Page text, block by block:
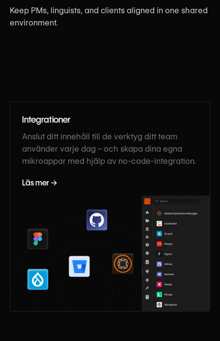
Keep PMs, linguists, and clients aligned in one shared
environment.
Integrationer
Anslut ditt innehåll till de verktyg ditt team
använder varje dag – och skapa dina egna
mikroappar med hjälp av no-code-integration.
Läs mer →